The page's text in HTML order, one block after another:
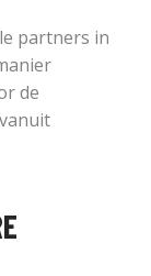
partners in
de